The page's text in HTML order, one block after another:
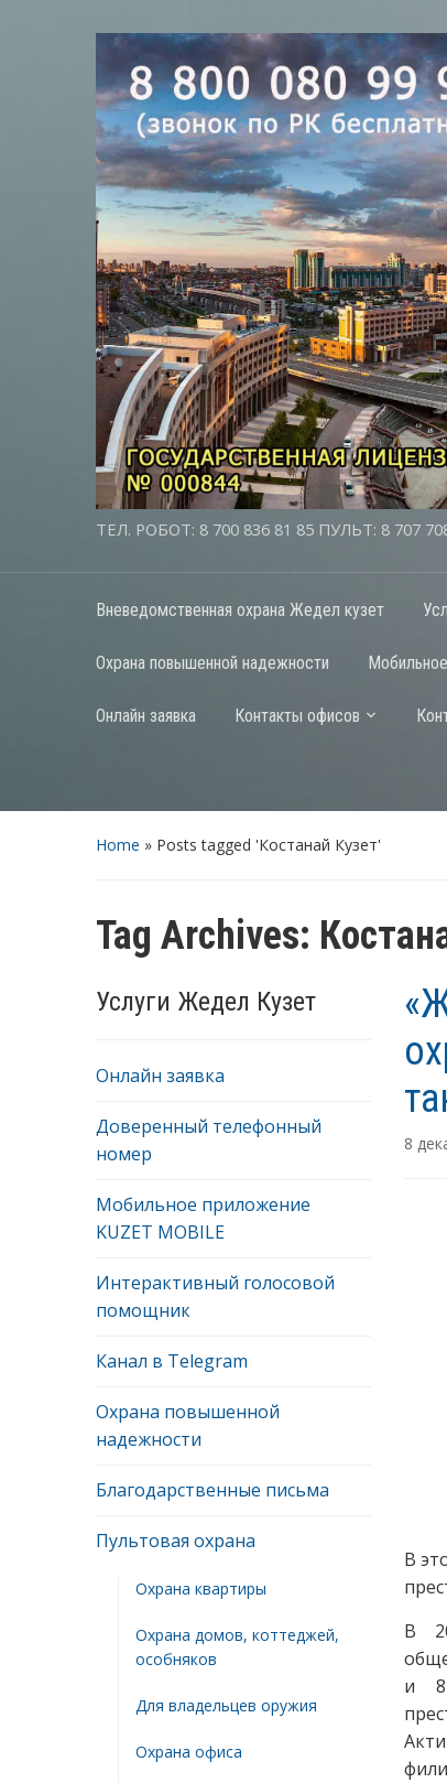
ТЕЛ. РОБОТ: 8 700 836 81 85 ПУЛЬТ: 8 707
Вневедомственная охрана Жедел кузет
Охрана повышенной надежности
Онлайн заявка Контакты офисов
Home » Posts tagged 'Костанай Кузет'
Tag Archives:
Услуги Жедел Кузет
Онлайн заявка
Доверенный телефонный
номер
Мобильное приложение
KUZET MOBILE
Интерактивный голосовой
помощник
Канал в Telegram
Охрана повышенной
надежности
Благодарственные письма
Пультовая охрана
Охрана квартиры
Охрана домов, коттеджей,
особняков
Для владельцев оружия
Охрана офиса
8
В
В
и